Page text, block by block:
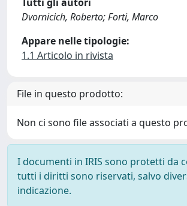
Dvornicich, Roberto; Forti, Marco
Appare nelle tipologie:
1.1 Articolo in rivista
File in questo prodotto:
Non ci sono file associati a questo
I documenti in IRIS sono protetti da
tutti i diritti sono riservati, salvo
indicazione.